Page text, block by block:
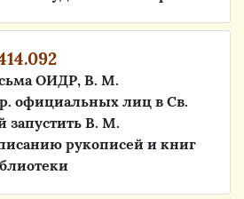
ОИДР, В. М.
официальных лиц в Св.
запустить В. М.
рукописей и книг